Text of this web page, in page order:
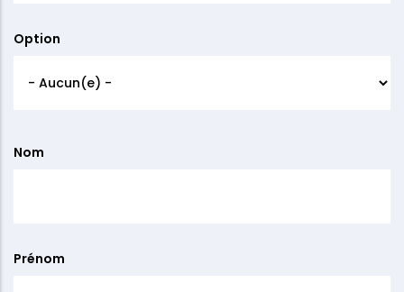
Option
Informations
Nom
Prénom